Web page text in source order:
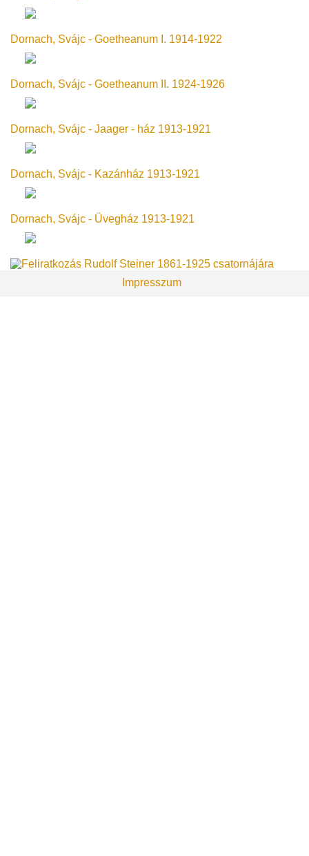
Dornach, Svájc - Goetheanum I. 1914-1922
Dornach, Svájc - Goetheanum II. 1924-1926
Dornach, Svájc - Jaager - ház 1913-1921
Dornach, Svájc - Kazánház 1913-1921
Dornach, Svájc - Üvegház 1913-1921
Impresszum